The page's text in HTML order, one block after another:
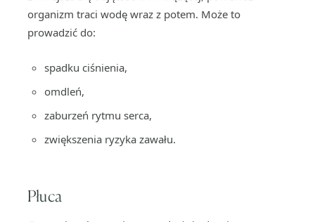
organizm traci wodę wraz z potem. Może to
prowadzić do:
spadku ciśnienia,
omdleń,
zaburzeń rytmu serca,
zwiększenia ryzyka zawału.
Płuca